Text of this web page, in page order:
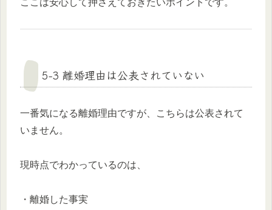
ここは安心して押さえておきたいポイントです。
5-3 離婚理由は公表されていない
一番気になる離婚理由ですが、こちらは公表されて
いません。
現時点でわかっているのは、
・離婚した事実